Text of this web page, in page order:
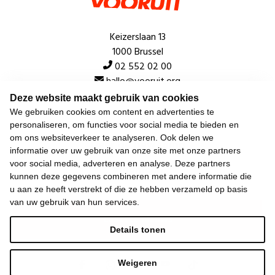
Deze website maakt gebruik van cookies
We gebruiken cookies om content en advertenties te
personaliseren, om functies voor social media te bieden en
om ons websiteverkeer te analyseren. Ook delen we
informatie over uw gebruik van onze site met onze partners
voor social media, adverteren en analyse. Deze partners
kunnen deze gegevens combineren met andere informatie die
u aan ze heeft verstrekt of die ze hebben verzameld op basis
van uw gebruik van hun services.
Weigeren
Details tonen
Keizerslaan 13
1000 Brussel
02 552 02 00
hallo@vooruit.org
Snel
Over de beweging
Algemeen
Laatste nieuws